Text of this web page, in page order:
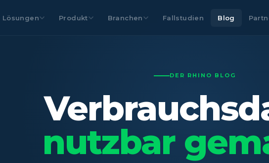
Lösungen Produkt Branchen Fallstudien Blog
DER RHINO BLOG
nutzbar